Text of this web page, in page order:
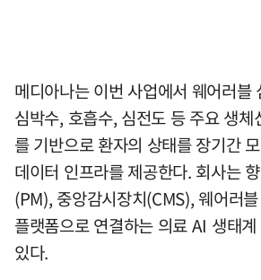
메디아나는 이번 사업에서 웨어러블
심박수, 호흡수, 심전도 등 주요 생체
를 기반으로 환자의 상태를 장기간
데이터 인프라를 제공한다. 회사는
(PM), 중앙감시장치(CMS), 웨어러
플랫폼으로 연결하는 의료 AI 생태
있다.